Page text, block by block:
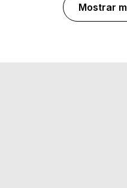
Mostrar